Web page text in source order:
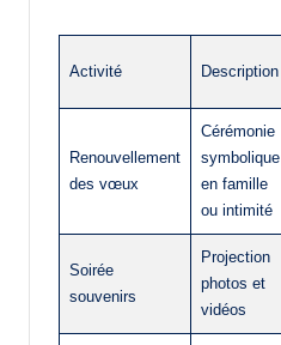
Activité Description
Renouvellement
des vœux
Cérémonie
symbolique
en famille
ou intimité
Soirée
souvenirs
Projection
photos et
vidéos